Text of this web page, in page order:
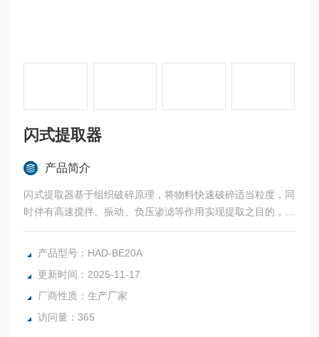
闪式提取器
产品简介
闪式提取器基于组织破碎原理，将物料快速破碎适当粒度，同
时伴有高速搅拌、振动、负压渗滤等作用实现提取之目的，最
大 限度保留植物有效成分不会受热破坏，溶剂用量小,提取时
间短,效率高。
产品型号：HAD-BE20A
更新时间：2025-11-17
厂商性质：生产厂家
访问量：365